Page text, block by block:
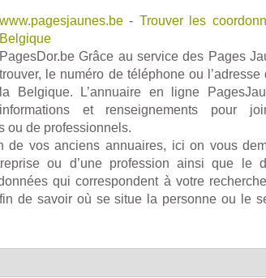
www.pagesjaunes.be - Trouver les
Belgique
PagesDor.be Grâce au service des Pages
trouver, le numéro de téléphone ou l’adresse
la Belgique. L’annuaire en ligne
informations et renseignements pour
ou de professionnels.
de vos anciens annuaires, ici on vous
ou d’une profession ainsi que le
qui correspondent à votre
de savoir où se situe la personne ou le